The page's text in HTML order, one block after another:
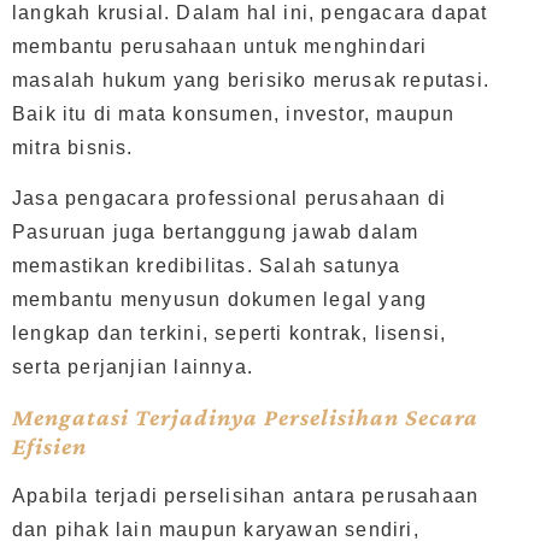
langkah krusial. Dalam hal ini, pengacara dapat
membantu perusahaan untuk menghindari
masalah hukum yang berisiko merusak reputasi.
Baik itu di mata konsumen, investor, maupun
mitra bisnis.
Jasa pengacara professional perusahaan di
Pasuruan juga bertanggung jawab dalam
memastikan kredibilitas. Salah satunya
membantu menyusun dokumen legal yang
lengkap dan terkini, seperti kontrak, lisensi,
serta perjanjian lainnya.
Mengatasi Terjadinya Perselisihan Secara
Efisien
Apabila terjadi perselisihan antara perusahaan
dan pihak lain maupun karyawan sendiri,